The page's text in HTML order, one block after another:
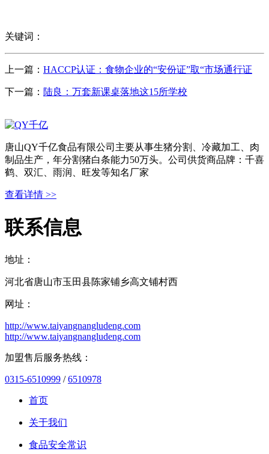
关键词：
上一篇： HACCP认证：食物企业的“安份证”取“市场通行证
下一篇： 陆良：万套新课桌落地这15所学校
唐山QY千亿食品有限公司主要从事生猪分割、冷藏加工、肉
制品生产，年分割猪白条能力50万头。公司供货商品牌：千喜
鹤、双汇、雨润、旺发等知名厂家
查看详情 >>
联系信息
地址：
河北省唐山市玉田县陈家铺乡高文铺村西
网址：
http://www.taiyangnangludeng.com
http://www.taiyangnangludeng.com
加盟售后服务热线：
0315-6510999 /6510978
首页
关于我们
食品安全常识